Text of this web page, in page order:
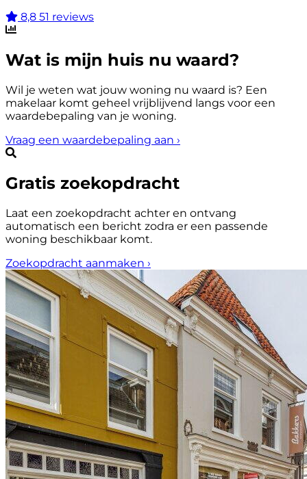
8,8 51 reviews
Wat is mijn huis nu waard?
Wil je weten wat jouw woning nu waard is? Een
makelaar komt geheel vrijblijvend langs voor een
waardebepaling van je woning.
Vraag een waardebepaling aan ›
Gratis zoekopdracht
Laat een zoekopdracht achter en ontvang
automatisch een bericht zodra er een passende
woning beschikbaar komt.
Zoekopdracht aanmaken ›